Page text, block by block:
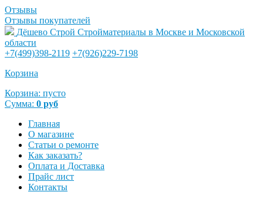
Отзывы
Отзывы покупателей
Дёшево Строй Стройматериалы в Москве и Московской
области
+7(499)398-2119 +7(926)229-7198
Корзина
Корзина: пусто
Сумма: 0 руб
Главная
О магазине
Статьи о ремонте
Как заказать?
Оплата и Доставка
Прайс лист
Контакты